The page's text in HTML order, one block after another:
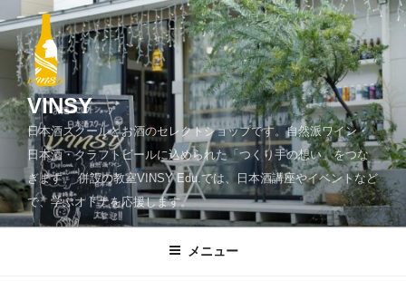
ン
ツ
へ
ッ
プ
VINSY
日本酒スクールとお酒のセレクトショップです。自然派ワイン・
日本酒・クラフトビールに込められた「つくり手の想い」をつな
ぎます。 併設の教室VINSY Edu.では、日本酒講座やイベントなど
で、学ぶオトナを応援します。
メニュー